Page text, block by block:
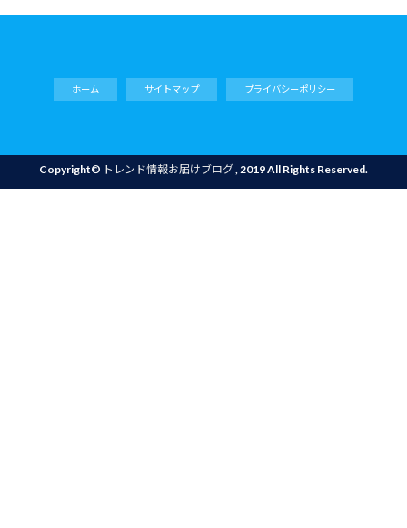
ホーム サイトマップ プライバシーポリシー
Copyright© トレンド情報お届けブログ, 2019 All Rights Reserved.